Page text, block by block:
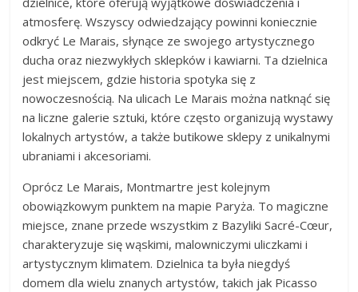
atmosferę. Wszyscy odwiedzający powinni koniecznie
odkryć Le Marais, słynące ze swojego artystycznego
ducha oraz niezwykłych sklepków i kawiarni. Ta dzielnica
jest miejscem, gdzie historia spotyka się z
nowoczesnością. Na ulicach Le Marais można natknąć się
na liczne galerie sztuki, które często organizują wystawy
lokalnych artystów, a także butikowe sklepy z unikalnymi
ubraniami i akcesoriami.
Oprócz Le Marais, Montmartre jest kolejnym
obowiązkowym punktem na mapie Paryża. To magiczne
miejsce, znane przede wszystkim z Bazyliki Sacré-Cœur,
charakteryzuje się wąskimi, malowniczymi uliczkami i
artystycznym klimatem. Dzielnica ta była niegdyś
domem dla wielu znanych artystów, takich jak Picasso